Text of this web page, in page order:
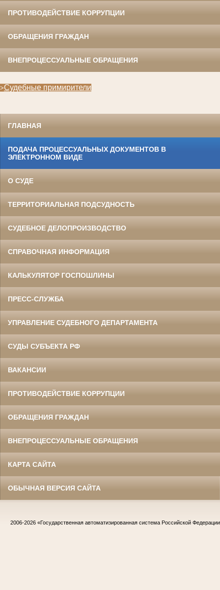
ПРОТИВОДЕЙСТВИЕ КОРРУПЦИИ
ОБРАЩЕНИЯ ГРАЖДАН
ВНЕПРОЦЕССУАЛЬНЫЕ ОБРАЩЕНИЯ
>Судебные примирители
ГЛАВНАЯ
ПОДАЧА ПРОЦЕССУАЛЬНЫХ ДОКУМЕНТОВ В
ЭЛЕКТРОННОМ ВИДЕ
О СУДЕ
ТЕРРИТОРИАЛЬНАЯ ПОДСУДНОСТЬ
СУДЕБНОЕ ДЕЛОПРОИЗВОДСТВО
СПРАВОЧНАЯ ИНФОРМАЦИЯ
КАЛЬКУЛЯТОР ГОСПОШЛИНЫ
ПРЕСС-СЛУЖБА
УПРАВЛЕНИЕ СУДЕБНОГО ДЕПАРТАМЕНТА
СУДЫ СУБЪЕКТА РФ
ВАКАНСИИ
ПРОТИВОДЕЙСТВИЕ КОРРУПЦИИ
ОБРАЩЕНИЯ ГРАЖДАН
ВНЕПРОЦЕССУАЛЬНЫЕ ОБРАЩЕНИЯ
КАРТА САЙТА
ОБЫЧНАЯ ВЕРСИЯ САЙТА
2006-2026 «Государственная автоматизированная система Российской